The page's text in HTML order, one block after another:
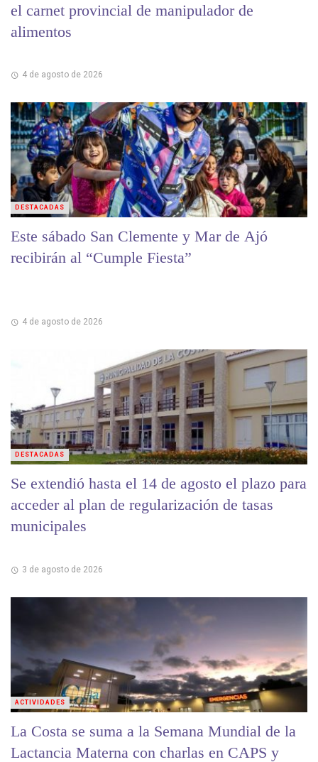
el carnet provincial de manipulador de
alimentos
4 de agosto de 2026
Este sábado San Clemente y Mar de Ajó
recibirán al “Cumple Fiesta”
4 de agosto de 2026
DESTACADAS
Se extendió hasta el 14 de agosto el plazo para
acceder al plan de regularización de tasas
municipales
3 de agosto de 2026
DESTACADAS
La Costa se suma a la Semana Mundial de la
Lactancia Materna con charlas en CAPS y
ACTIVIDADES